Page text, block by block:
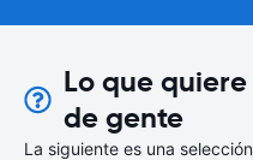
Lo que
de gente
La siguiente es una